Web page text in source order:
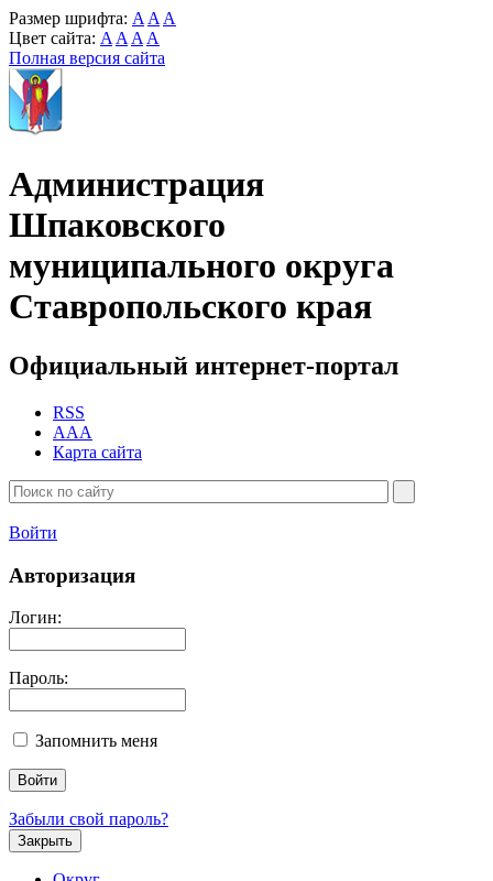
Размер шрифта: A A A
Цвет сайта: A A A A
Полная версия сайта
Администрация
Шпаковского
муниципального округа
Ставропольского края
Официальный интернет-портал
RSS
AAA
Карта сайта
Войти
Авторизация
Логин:
Пароль:
Запомнить меня
Забыли свой пароль?
Закрыть